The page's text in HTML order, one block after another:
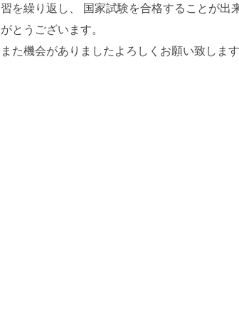
習を繰り返し、 国家試験を合格することが出
がとうございます。
また機会がありましたよろしくお願い致します